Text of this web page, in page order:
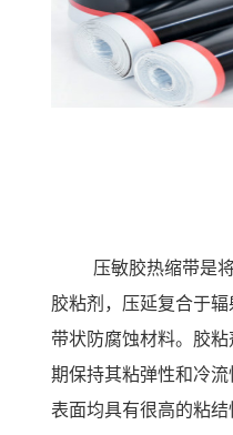
压敏胶热缩带是
胶粘剂，压延复合于
带状防腐蚀材料。胶
期保持其粘弹性和冷流
表面均具有很高的粘